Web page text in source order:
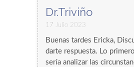
Dr.Triviño
17 Julio 2023
Buenas tardes Ericka,
darte respuesta. Lo
sería analizar las